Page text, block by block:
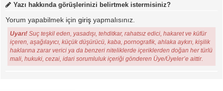
Yazı hakkında görüşlerinizi belirtmek istermisiniz?
Yorum yapabilmek için giriş yapmalısınız.
Uyarı! Suç teşkil eden, yasadışı, tehditkar, rahatsız edici, hakaret ve küfür
içeren, aşağılayıcı, küçük düşürücü, kaba, pornografik, ahlaka aykırı, kişilik
haklarına zarar verici ya da benzeri niteliklerde içeriklerden doğan her türlü
mali, hukuki, cezai, idari sorumluluk içeriği gönderen Üye/Üyeler’e aittir.